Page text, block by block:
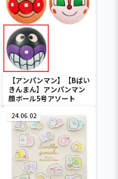
【アンパンマン】【Bばい
きんまん】アンパンマン
顔ボール5号アソート
24.06.02